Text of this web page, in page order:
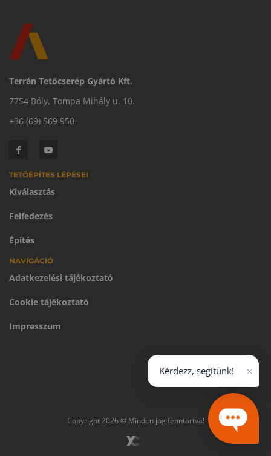
Terrán Tetőcserép Gyártó Kft.
7754 Bóly, Tompa Mihály u. 10.
+36 (69) 569 950
TETŐÉPÍTÉS LÉPÉSEI
Kiválasztás
Felfedezés
Építés
NAVIGÁCIÓ
Adatkezelési tájékoztató
Cookie tájékoztató
Impresszum
Copyright 2026 © Minden jog fenntartva!
Kérdezz, segítünk! ×